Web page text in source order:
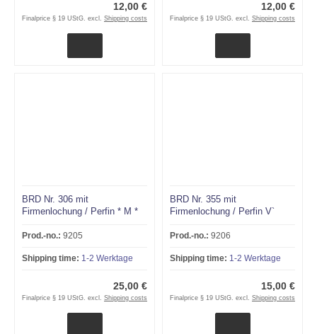
12,00 €
Finalprice § 19 UStG. excl. Shipping costs
12,00 €
Finalprice § 19 UStG. excl. Shipping costs
BRD Nr. 306 mit
Firmenlochung / Perfin * M *
Prod.-no.: 9205
Shipping time: 1-2 Werktage
25,00 €
Finalprice § 19 UStG. excl. Shipping costs
BRD Nr. 355 mit
Firmenlochung / Perfin V`
Prod.-no.: 9206
Shipping time: 1-2 Werktage
15,00 €
Finalprice § 19 UStG. excl. Shipping costs